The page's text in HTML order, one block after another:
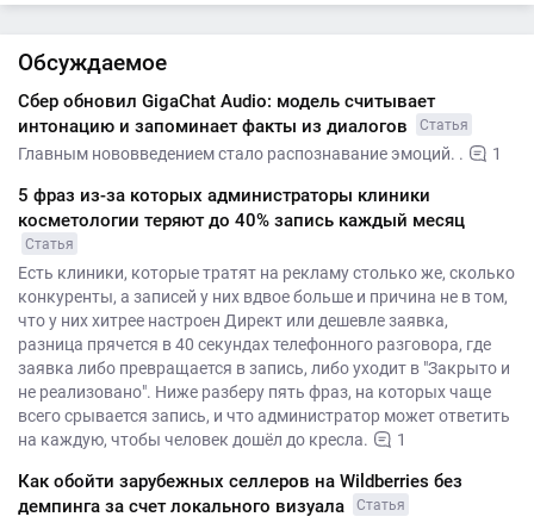
Обсуждаемое
Сбер обновил GigaChat Audio: модель считывает
интонацию и запоминает факты из диалогов
Статья
Главным нововведением стало распознавание эмоций. . 1
5 фраз из-за которых администраторы клиники
косметологии теряют до 40% запись каждый месяц
Статья
Есть клиники, которые тратят на рекламу столько же, сколько
конкуренты, а записей у них вдвое больше и причина не в том,
что у них хитрее настроен Директ или дешевле заявка,
разница прячется в 40 секундах телефонного разговора, где
заявка либо превращается в запись, либо уходит в "Закрыто и
не реализовано". Ниже разберу пять фраз, на которых чаще
всего срывается запись, и что администратор может ответить
на каждую, чтобы человек дошёл до кресла.
1
Как обойти зарубежных селлеров на Wildberries без
демпинга за счет локального визуала
Статья